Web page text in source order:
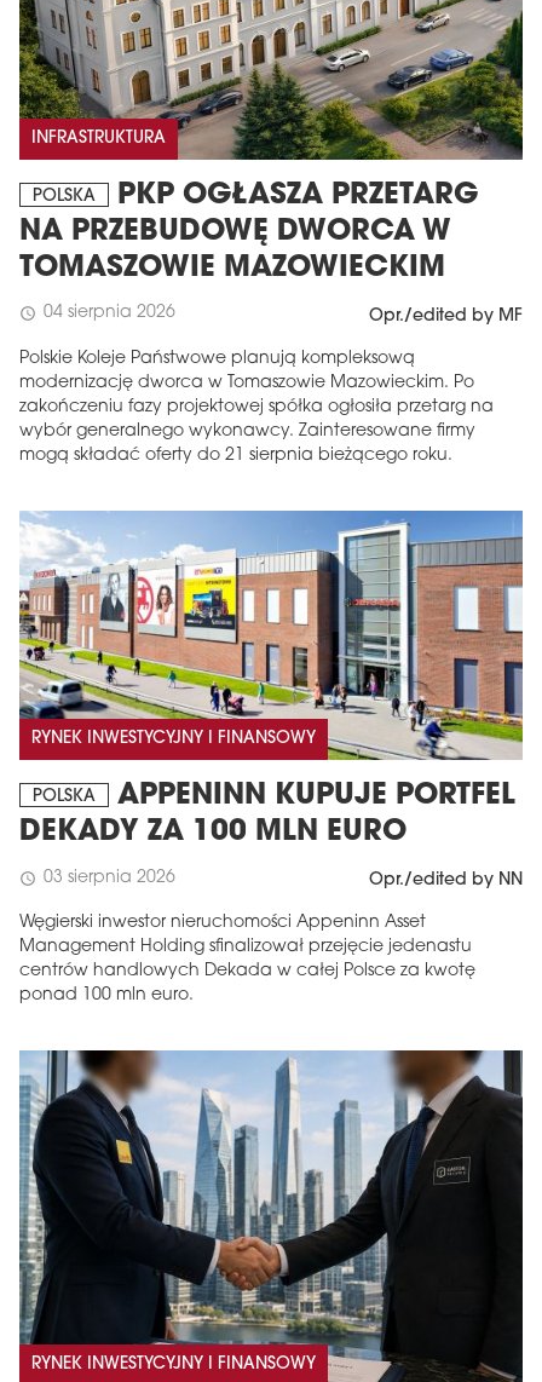
INFRASTRUKTURA
POLSKA
PKP OGŁASZA PRZETARG
NA PRZEBUDOWĘ DWORCA W
TOMASZOWIE MAZOWIECKIM
schedule 04 sierpnia 2026 Opr./edited by MF
Polskie Koleje Państwowe planują kompleksową
modernizację dworca w Tomaszowie Mazowieckim. Po
zakończeniu fazy projektowej spółka ogłosiła przetarg na
wybór generalnego wykonawcy. Zainteresowane firmy
mogą składać oferty do 21 sierpnia bieżącego roku.
RYNEK INWESTYCYJNY I FINANSOWY
POLSKA
APPENINN KUPUJE PORTFEL
DEKADY ZA 100 MLN EURO
schedule 03 sierpnia 2026 Opr./edited by NN
Węgierski inwestor nieruchomości Appeninn Asset
Management Holding sfinalizował przejęcie jedenastu
centrów handlowych Dekada w całej Polsce za kwotę
ponad 100 mln euro.
RYNEK INWESTYCYJNY I FINANSOWY